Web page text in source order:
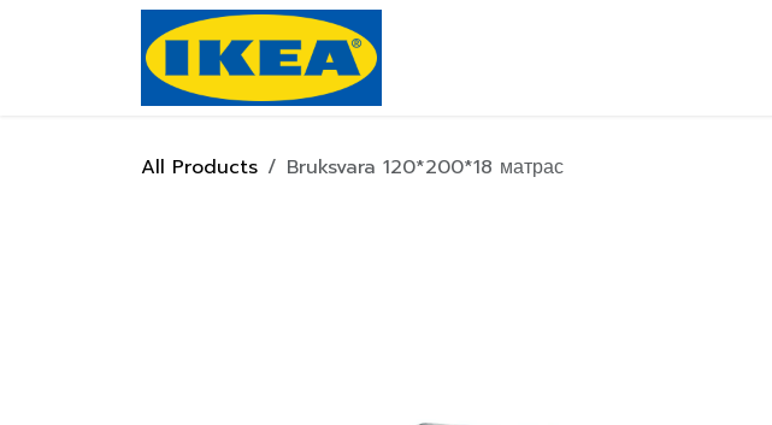
Skip to Content
All Products Bruksvara 120*200*18 матрас